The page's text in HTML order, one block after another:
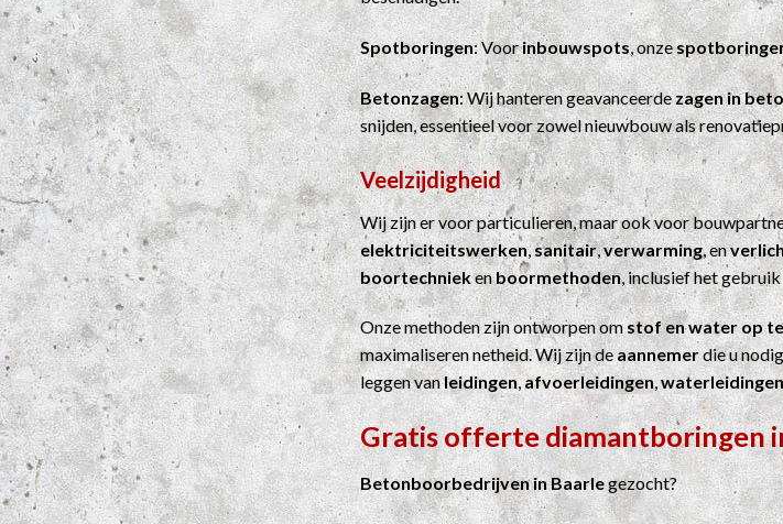
Spotboringen: Voorinbouwspots, onze
Betonzagen: Wij hanteren geavanceerdezagen in
snijden, essentieel voor zowel nieuwbouw als
Veelzijdigheid
Wij zijn er voor particulieren, maar ook voor
elektriciteitswerken,sanitair,verwarming, en
boortechniekenboormethoden, inclusief het
Onze methoden zijn ontworpen om stof en water op
maximaliseren netheid. Wij zijn deaannemerdie u
leggen vanleidingen,afvoerleidingen,waterleidingen
Gratis offerte diamantboringen
Betonboorbedrijven in Baarlegezocht?